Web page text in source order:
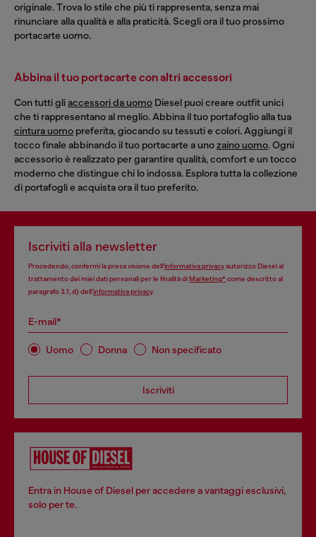
originale. Trova lo stile che più ti rappresenta, senza mai
rinunciare alla qualità e alla praticità. Scegli ora il tuo prossimo
portacarte uomo.
Abbina il tuo portacarte con altri accessori
Con tutti gli accessori da uomo Diesel puoi creare outfit unici
che ti rappresentano al meglio. Abbina il tuo portafoglio alla tua
cintura uomo preferita, giocando su tessuti e colori. Aggiungi il
tocco finale abbinando il tuo portacarte a unozaino uomo. Ogni
accessorio è realizzato per garantire qualità, comfort e un tocco
moderno che distingue chi lo indossa. Esplora tutta la collezione
di portafogli e acquista ora il tuo preferito.
Iscriviti alla newsletter
Procedendo, confermi la presa visione dell’informativa privacyautorizzo Diesel al
trattamento dei miei dati personali per le finalità di Marketing*come descritto al
paragrafo 3.1, d) dell’informativa privacy.
E-mail*
Uomo Donna Non specificato
Iscriviti
Entra in House of Diesel per accedere a vantaggi esclusivi,
solo per te.